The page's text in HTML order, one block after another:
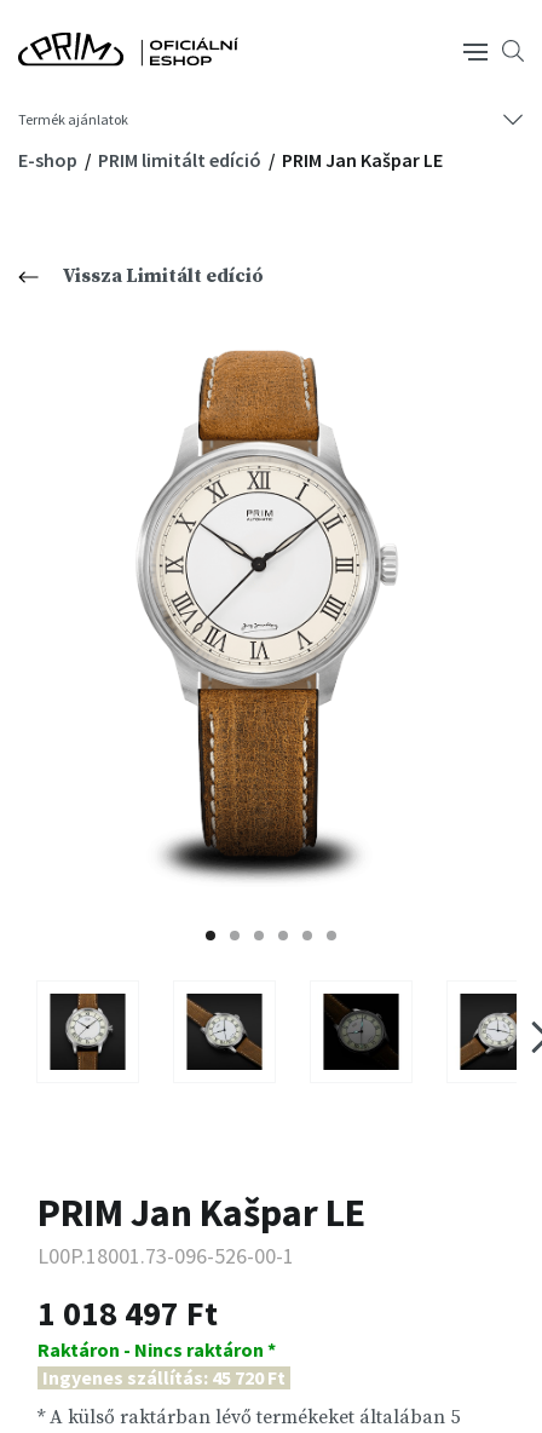
Termék ajánlatok
E-shop PRIM limitált edíció PRIM Jan Kašpar LE
Vissza Limitált edíció
PRIM Jan Kašpar LE
L00P.18001.73-096-526-00-1
1 018 497 Ft
Raktáron - Nincs raktáron *
Ingyenes szállítás: 45 720 Ft
* A külső raktárban lévő termékeket általában 5